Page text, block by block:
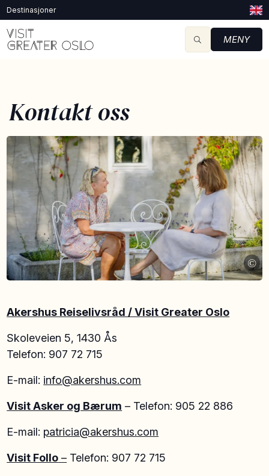
Destinasjoner
MENY
Kontakt oss
©
Akershus Reiselivsråd / Visit Greater Oslo
Skoleveien 5, 1430 Ås
Telefon: 907 72 715
E-mail: info@akershus.com
Visit Asker og Bærum – Telefon: 905 22 886
E-mail: patricia@akershus.com
Visit Follo – Telefon: 907 72 715